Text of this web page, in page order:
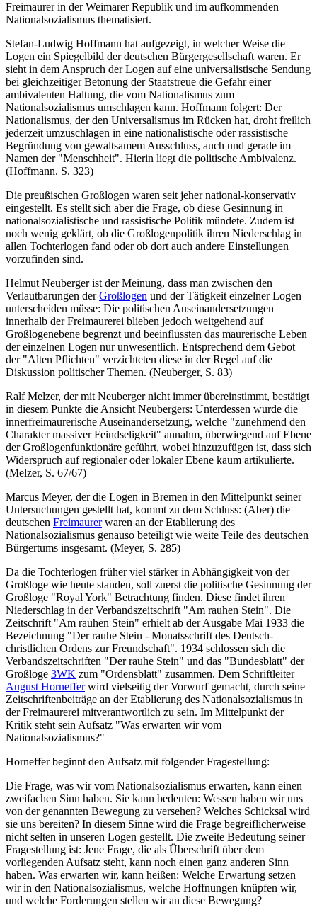
Freimaurer in der Weimarer Republik und im aufkommenden
Nationalsozialismus thematisiert.
Stefan-Ludwig Hoffmann hat aufgezeigt, in welcher Weise die
Logen ein Spiegelbild der deutschen Bürgergesellschaft waren. Er
sieht in dem Anspruch der Logen auf eine universalistische Sendung
bei gleichzeitiger Betonung der Staatstreue die Gefahr einer
ambivalenten Haltung, die vom Nationalismus zum
Nationalsozialismus umschlagen kann. Hoffmann folgert: Der
Nationalismus, der den Universalismus im Rücken hat, droht freilich
jederzeit umzuschlagen in eine nationalistische oder rassistische
Begründung von gewaltsamem Ausschluss, auch und gerade im
Namen der "Menschheit". Hierin liegt die politische Ambivalenz.
(Hoffmann. S. 323)
Die preußischen Großlogen waren seit jeher national-konservativ
eingestellt. Es stellt sich aber die Frage, ob diese Gesinnung in
nationalsozialistische und rassistische Politik mündete. Zudem ist
noch wenig geklärt, ob die Großlogenpolitik ihren Niederschlag in
allen Tochterlogen fand oder ob dort auch andere Einstellungen
vorzufinden sind.
Helmut Neuberger ist der Meinung, dass man zwischen den
Verlautbarungen derGroßlogen und der Tätigkeit einzelner Logen
unterscheiden müsse: Die politischen Auseinandersetzungen
innerhalb der Freimaurerei blieben jedoch weitgehend auf
Großlogenebene begrenzt und beeinflussten das maurerische Leben
der einzelnen Logen nur unwesentlich. Entsprechend dem Gebot
der "Alten Pflichten" verzichteten diese in der Regel auf die
Diskussion politischer Themen. (Neuberger, S. 83)
Ralf Melzer, der mit Neuberger nicht immer übereinstimmt, bestätigt
in diesem Punkte die Ansicht Neubergers: Unterdessen wurde die
innerfreimaurerische Auseinandersetzung, welche "zunehmend den
Charakter massiver Feindseligkeit" annahm, überwiegend auf Ebene
der Großlogenfunktionäre geführt, wobei hinzuzufügen ist, dass sich
Widerspruch auf regionaler oder lokaler Ebene kaum artikulierte.
(Melzer, S. 67/67)
Marcus Meyer, der die Logen in Bremen in den Mittelpunkt seiner
Untersuchungen gestellt hat, kommt zu dem Schluss: (Aber) die
deutschen Freimaurerwaren an der Etablierung des
Nationalsozialismus genauso beteiligt wie weite Teile des deutschen
Bürgertums insgesamt. (Meyer, S. 285)
Da die Tochterlogen früher viel stärker in Abhängigkeit von der
Großloge wie heute standen, soll zuerst die politische Gesinnung der
Großloge "Royal York" Betrachtung finden. Diese findet ihren
Niederschlag in der Verbandszeitschrift "Am rauhen Stein". Die
Zeitschrift "Am rauhen Stein" erhielt ab der Ausgabe Mai 1933 die
Bezeichnung "Der rauhe Stein - Monatsschrift des Deutsch-
christlichen Ordens zur Freundschaft". 1934 schlossen sich die
Verbandszeitschriften "Der rauhe Stein" und das "Bundesblatt" der
Großloge 3WK zum "Ordensblatt" zusammen. Dem Schriftleiter
August Hornefferwird vielseitig der Vorwurf gemacht, durch seine
Zeitschriftenbeiträge an der Etablierung des Nationalsozialismus in
der Freimaurerei mitverantwortlich zu sein. Im Mittelpunkt der
Kritik steht sein Aufsatz "Was erwarten wir vom
Nationalsozialismus?"
Horneffer beginnt den Aufsatz mit folgender Fragestellung:
Die Frage, was wir vom Nationalsozialismus erwarten, kann einen
zweifachen Sinn haben. Sie kann bedeuten: Wessen haben wir uns
von der genannten Bewegung zu versehen? Welches Schicksal wird
sie uns bereiten? In diesem Sinne wird die Frage begreiflicherweise
nicht selten in unseren Logen gestellt. Die zweite Bedeutung seiner
Fragestellung ist: Jene Frage, die als Überschrift über dem
vorliegenden Aufsatz steht, kann noch einen ganz anderen Sinn
haben. Was erwarten wir, kann heißen: Welche Erwartung setzen
wir in den Nationalsozialismus, welche Hoffnungen knüpfen wir,
und welche Forderungen stellen wir an diese Bewegung?